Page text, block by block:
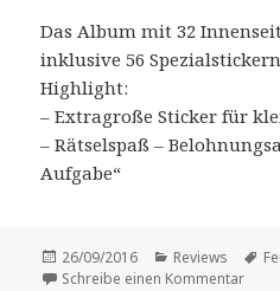
Das Album mit 32
inklusive 56
Highlight:
– Extragroße Sticker für
– Rätselspaß –
Aufgabe“
Veröffentlicht
am
26/09/2016 Kategorien
Reviews
Schreibe einen Kommentarzu